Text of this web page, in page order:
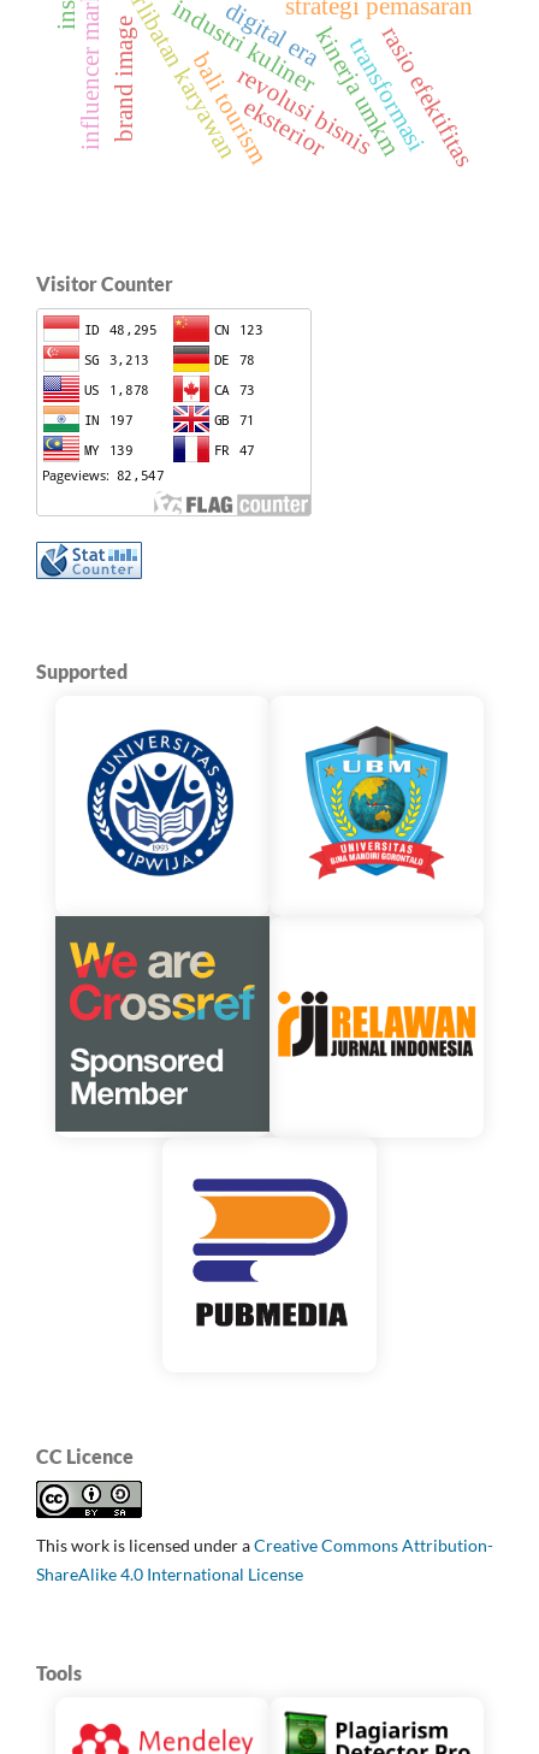
strategi pemasaran
keterlibatan karyawan kinerja umkm
industri kuliner rasio efektifitas
influencer marketingbrand image bali tourismrevolusi bisnis
digital era transformasi
eksterior
Visitor Counter
Supported
CC Licence
This work is licensed under aCreative Commons Attribution-
ShareAlike 4.0 International License
Tools